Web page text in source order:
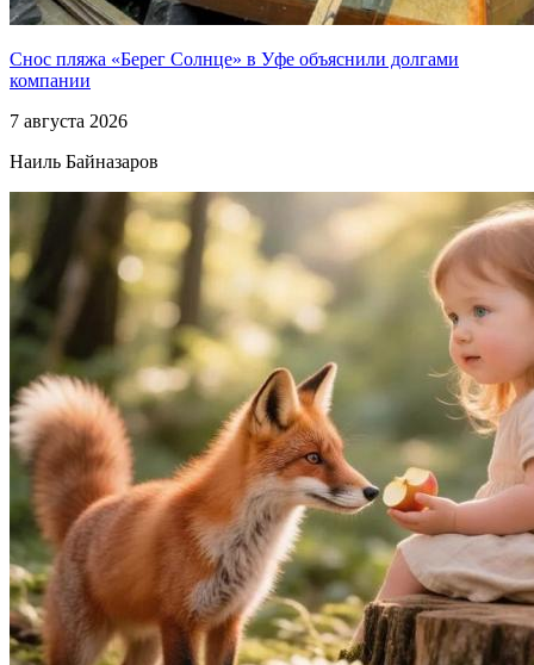
Снос пляжа «Берег Солнце» в Уфе объяснили долгами
компании
7 августа 2026
Наиль Байназаров